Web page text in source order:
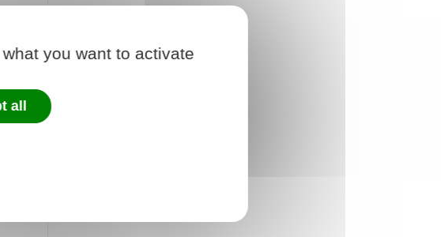
you want to activate
all